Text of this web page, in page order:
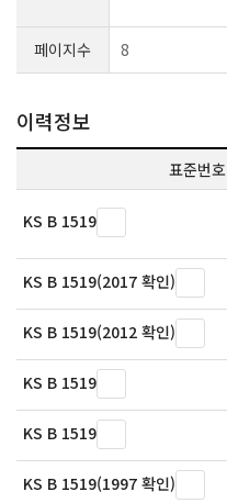
페이지수 8
이력정보
표준번호
KS B 1519
KS B 1519(2017 확인)
KS B 1519(2012 확인)
KS B 1519
KS B 1519
KS B 1519(1997 확인)